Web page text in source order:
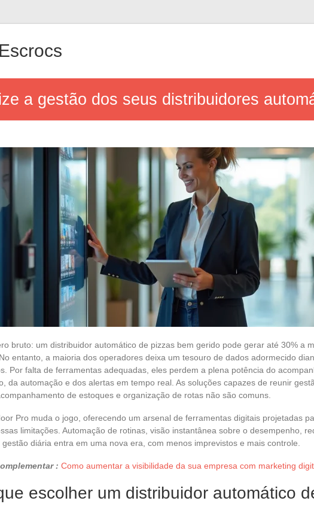
a gestão dos seus distribuidores
bruto: um distribuidor automático de pizzas bem gerido pode gerar até 30% a
entanto, a maioria dos operadores deixa um tesouro de dados adormecido
Por falta de ferramentas adequadas, eles perdem a plena potência do
da automação e dos alertas em tempo real. As soluções capazes de reunir
de estoques e organização de rotas não são comuns.
Pro muda o jogo, oferecendo um arsenal de ferramentas digitais projetadas
limitações. Automação de rotinas, visão instantânea sobre o desempenho,
gestão diária entra em uma nova era, com menos imprevistos e mais controle.
: Como aumentar a visibilidade da sua empresa com marketing
escolher um distribuidor automático